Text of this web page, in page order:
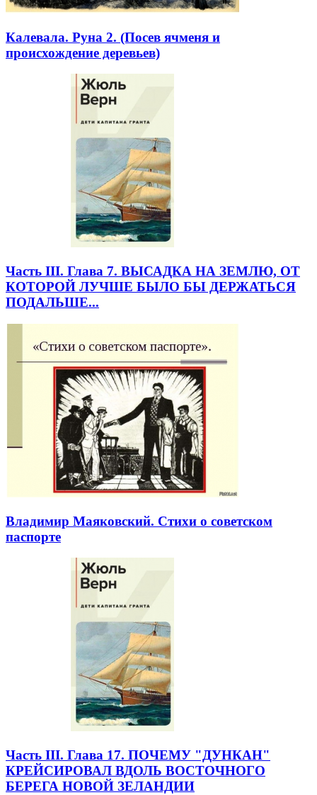
Калевала. Руна 2. (Посев ячменя и
происхождение деревьев)
Часть III. Глава 7. ВЫСАДКА НА ЗЕМЛЮ, ОТ
КОТОРОЙ ЛУЧШЕ БЫЛО БЫ ДЕРЖАТЬСЯ
ПОДАЛЬШЕ...
Владимир Маяковский. Стихи о советском
паспорте
Часть III. Глава 17. ПОЧЕМУ "ДУНКАН"
КРЕЙСИРОВАЛ ВДОЛЬ ВОСТОЧНОГО
БЕРЕГА НОВОЙ ЗЕЛАНДИИ